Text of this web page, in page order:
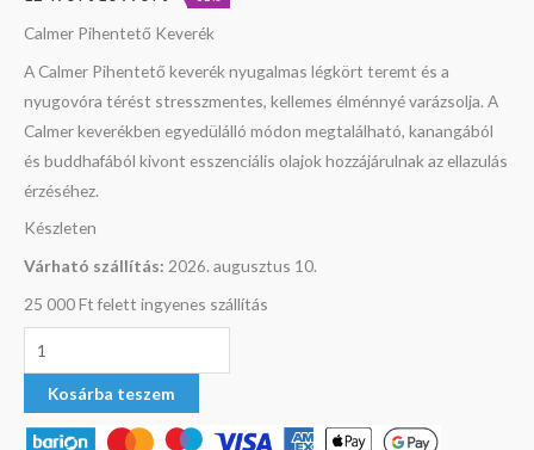
Calmer Pihentető Keverék
A Calmer Pihentető keverék nyugalmas légkört teremt és a
nyugovóra térést stresszmentes, kellemes élménnyé varázsolja. A
Calmer keverékben egyedülálló módon megtalálható, kanangából
és buddhafából kivont esszenciális olajok hozzájárulnak az ellazulás
érzéséhez.
Készleten
Várható szállítás: 2026. augusztus 10.
25 000 Ft felett ingyenes szállítás
Kosárba teszem